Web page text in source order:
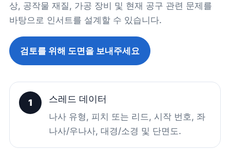
상, 공작물 재질, 가공 장비 및 현재 공구 관련 문제를
바탕으로 인서트를 설계할 수 있습니다.
검토를 위해 도면을 보내주세요
1 스레드 데이터
나사 유형, 피치 또는 리드, 시작 번호, 좌
나사/우나사, 대경/소경 및 단면도.